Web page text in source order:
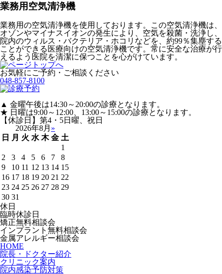
業務用空気清浄機
業務用の空気清浄機を使用しております。この空気清浄機は、
オゾンやマイナスイオンの発生により、空気を殺菌・洗浄し、
院内のウィルス・バクテリア・ホコリなどを、約99％集塵する
ことができる医療向けの空気清浄機です。常に安全な治療が行
えるよう医院を清潔に保つことを心がけています。
お気軽にご予約・ご相談ください
048-857-8100
▲ 金曜午後は14:30～20:00の診療となります。
★ 日曜は9:00～12:00、13:00～15:00の診療となります。
【休診日】第4・5日曜、祝日
2026年8月 »
日
月 火 水 木 金 土
1
2
3 4 5 6 7
8
9
10 11 12 13 14 15
16 17 18 19 20 21 22
23 24 25 26 27 28 29
30 31
休日
臨時休診日
矯正無料相談会
インプラント無料相談会
金属アレルギー相談会
HOME
院長・ドクター紹介
クリニック案内
院内感染予防対策